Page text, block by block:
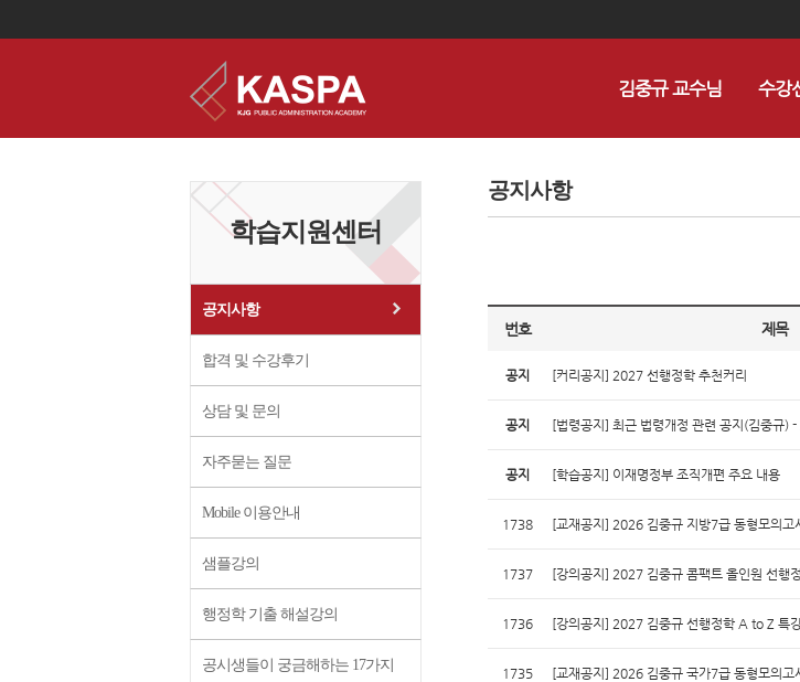
김중규 교수님 수강
학습지원센터
공지사항
합격 및 수강후기
상담 및 문의
자주묻는 질문
Mobile 이용안내
샘플강의
행정학 기출 해설강의
공시생들이 궁금해하는 17가지
공지사항
번호 제목
공지 [커리공지] 2027 선행정학 추천커리
공지 [법령공지] 최근 법령개정 관련 공지(김중규
공지 [학습공지] 이재명정부 조직개편 주요 내용
1738 [교재공지] 2026 김중규 지방7급 동형모의고
1737 [강의공지] 2027 김중규 콤팩트 올인원 선행
1736 [강의공지] 2027 김중규 선행정학 A to Z 특
1735 [교재공지] 2026 김중규 국가7급 동형모의고